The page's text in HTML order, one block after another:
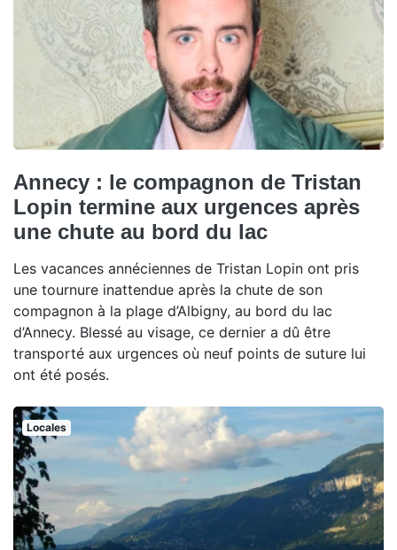
Annecy : le compagnon de Tristan
Lopin termine aux urgences après
une chute au bord du lac
Les vacances annéciennes de Tristan Lopin ont pris
une tournure inattendue après la chute de son
compagnon à la plage d’Albigny, au bord du lac
d’Annecy. Blessé au visage, ce dernier a dû être
transporté aux urgences où neuf points de suture lui
ont été posés.
Locales